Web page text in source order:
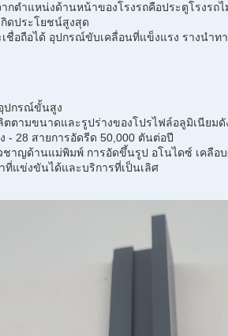
กตำแหน่งด้านหน้าของโรงรถคือประตูโรงรถ
ดประโยชน์สูงสุด
ชื่อถือได้ อุปกรณ์ขับเคลื่อนที่แข็งแรง รางนำ
ปกรณ์ขั้นสูง
ตตามขนาดและรูปร่างของโปรไฟล์อลูมิเนียมดั
- 28 สายการอัดรีด 50,000 ตันต่อปี
ชาญด้านแม่พิมพ์ การอัดขึ้นรูป อโนไดซ์ เคลือ
ที่แข่งขันได้และบริการที่เป็นเลิศ